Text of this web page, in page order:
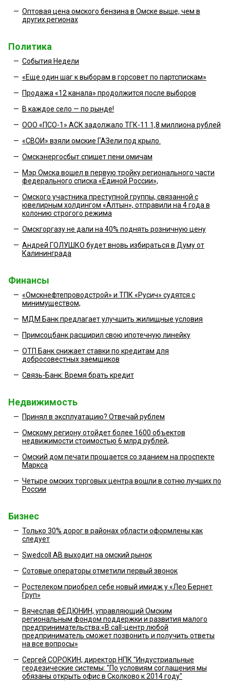
— Оптовая цена омского бензина в Омске выше, чем в
других регионах
Политика
— События Недели
— «Еще один шаг к выборам в горсовет по партспискам»
— Продажа «12 канала» продолжится после выборов
— В каждое село — по рынде!
— ООО «ПСО-1» АСК задолжало ТГК-11 1,8 миллиона рублей
— «СВОИ» взяли омские ГАЗели под крыло.
— Омскэнергосбыт спишет пени омичам
— Мэр Омска вошел в первую тройку регионального части
федерального списка «Единой России»,
— Омского участника преступной группы, связанной с
ювелирным холдингом «Алтын», отправили на 4 года в
колонию строгого режима
— Омскгоргазу не дали на 40% поднять розничную цену
— Андрей ГОЛУШКО будет вновь избираться в Думу от
Калининграда
Финансы
— «Омскнефтепроводстрой» и ТПК «Русич» судятся с
минимуществом,
— МДМ Банк предлагает улучшить жилищные условия
— Примсоцбанк расширил свою ипотечную линейку
— ОТП Банк снижает ставки по кредитам для
добросовестных заемщиков
— Связь-Банк: Время брать кредит
Недвижимость
— Принял в эксплуатацию? Отвечай рублем
— Омскому региону отойдет более 1600 объектов
недвижимости стоимостью 6 млрд рублей,
— Омский дом печати прощается со зданием на проспекте
Маркса
— Четыре омских торговых центра вошли в сотню лучших по
России
Бизнес
— Только 30% дорог в районах области оформлены как
следует
— Swedcoll AB выходит на омский рынок
— Сотовые операторы отметили первый звонок
— Ростелеком приобрел себе новый имидж у «Лео Бернет
Груп»
— Вячеслав ФЕДЮНИН, управляющий Омским
региональным фондом поддержки и развития малого
предпринимательства:«В call-центр любой
предприниматель сможет позвонить и получить ответы
на все вопросы»
— Сергей СОРОКИН, директор НПК "Индустриальные
геодезические системы: "По условиям соглашения мы
обязаны открыть офис в Сколково к 2014 году"